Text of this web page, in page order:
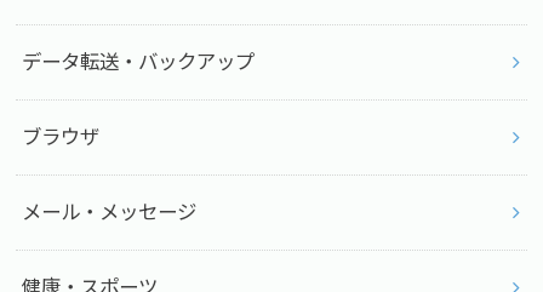
データ転送・バックアップ
ブラウザ
メール・メッセージ
健康・スポーツ